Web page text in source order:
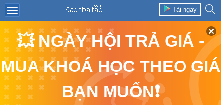
Tải ngay
💥 NGÀY HỘI TRẢ GIÁ -
MUA KHOÁ HỌC THEO GIÁ
BẠN MUỐN❗